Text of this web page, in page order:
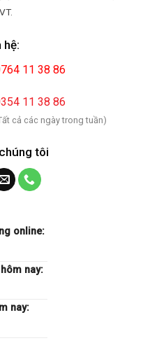
hệ:
11 38 86
11 38 86
cả các ngày trong tuần)
tôi
online:
nay:
nay: